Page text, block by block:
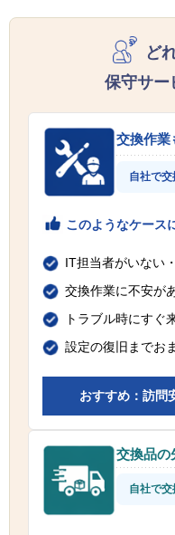
ど
保守サー
交換作業
自社で
このようなケース
IT担当者がいない
交換作業に不安が
トラブル時にすぐ
設定の復旧までお
おすすめ：訪問
交換品の
自社で